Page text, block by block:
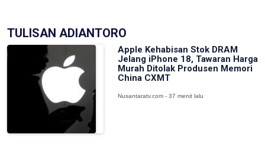
TULISAN ADIANTORO
Apple Kehabisan Stok DRAM
Jelang iPhone 18, Tawaran Harga
Murah Ditolak Produsen Memori
China CXMT
Nusantaratv.com - 37 menit lalu